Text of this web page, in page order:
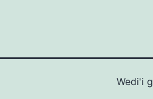
Wedi'i